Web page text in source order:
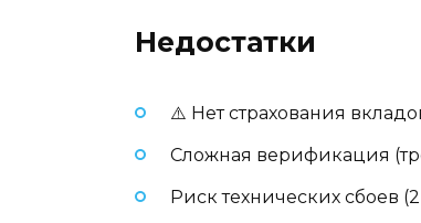
Недостатки
⚠️ Нет страхования
Сложная верификация
Риск технических сбоев